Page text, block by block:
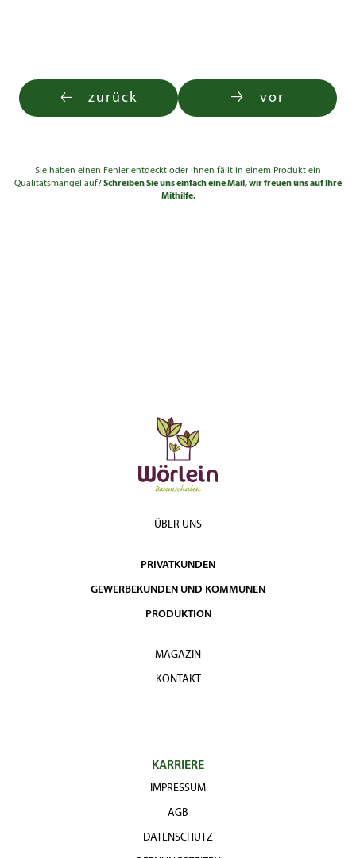
zurück vor
Sie haben einen Fehler entdeckt oder Ihnen fällt in einem Produkt ein
Qualitätsmangel auf?Schreiben Sie uns einfach eine Mail, wir freuen uns auf Ihre
Mithilfe.
ÜBER UNS
PRIVATKUNDEN
GEWERBEKUNDEN UND KOMMUNEN
PRODUKTION
MAGAZIN
KONTAKT
KARRIERE
IMPRESSUM
AGB
DATENSCHUTZ